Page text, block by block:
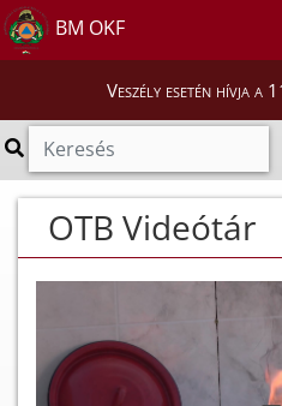
BM OKF
Veszély esetén hívja
OTB Videótár